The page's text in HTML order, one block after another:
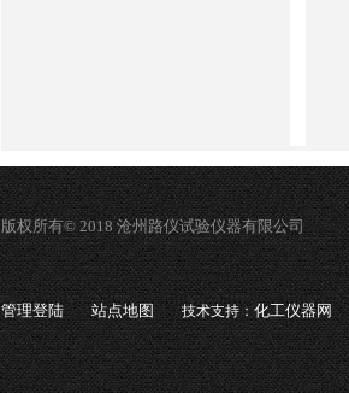
版权所有© 2018 沧州路仪试验仪器有限公司
管理登陆 站点地图 技术支持：化工仪器网